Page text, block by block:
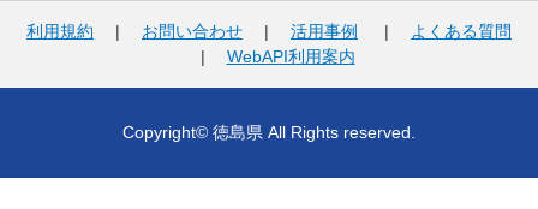
利用規約 | お問い合わせ | 活用事例 |
よくある質問
| WebAPI利用案内
Copyright© 徳島県 All Rights reserved.